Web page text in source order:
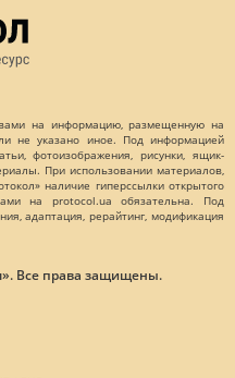
на информацию, размещенную на
не указано иное. Под информацией
фотоизображения, рисунки, ящик-
При использовании материалов,
наличие гиперссылки открытого
на protocol.ua обязательна. Под
адаптация, рерайтинг, модификация
Все права защищены.